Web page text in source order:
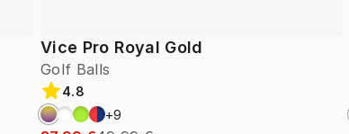
Vice Pro Royal Gold
Golf Balls
4.8
+9